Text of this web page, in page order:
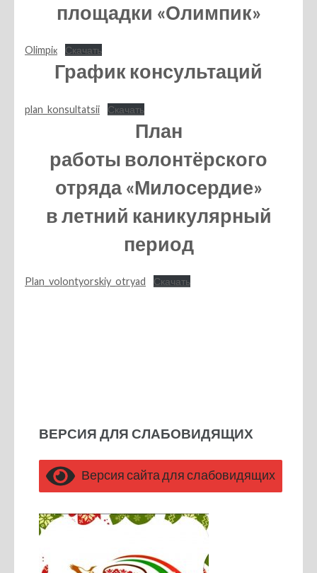
площадки «Олимпик»
Olimpiк Скачать
График консультаций
plan_konsultatsii Скачать
План
работы волонтёрского
отряда «Милосердие»
в летний каникулярный
период
Plan_volontyorskiy_otryad Скачать
ВЕРСИЯ ДЛЯ СЛАБОВИДЯЩИХ
Версия сайта для слабовидящих